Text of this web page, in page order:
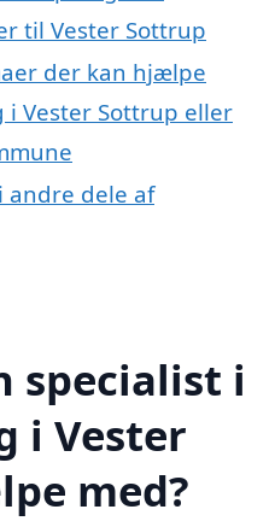
til Vester Sottrup
der kan hjælpe
Vester Sottrup eller
dele af
specialist i
i Vester
med?